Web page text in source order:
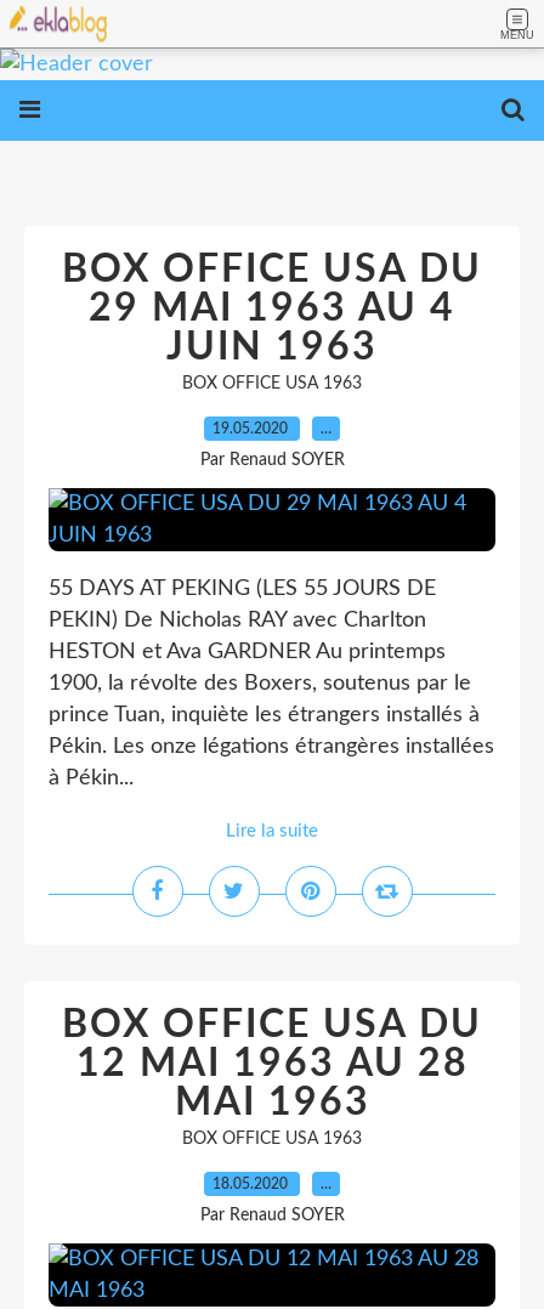
MENU
BOX OFFICE USA DU
29 MAI 1963 AU 4
JUIN 1963
BOX OFFICE USA 1963
19.05.2020 …
Par Renaud SOYER
55 DAYS AT PEKING (LES 55 JOURS DE
PEKIN) De Nicholas RAY avec Charlton
HESTON et Ava GARDNER Au printemps
1900, la révolte des Boxers, soutenus par le
prince Tuan, inquiète les étrangers installés à
Pékin. Les onze légations étrangères installées
à Pékin...
Lire la suite
BOX OFFICE USA DU
12 MAI 1963 AU 28
MAI 1963
BOX OFFICE USA 1963
18.05.2020 …
Par Renaud SOYER